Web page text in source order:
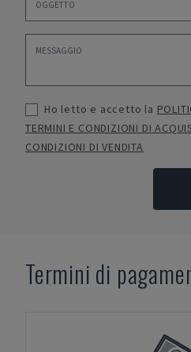
Ho letto e accetto la
TERMINI E CONDIZIONI DI
CONDIZIONI DI VENDITA
Termini di